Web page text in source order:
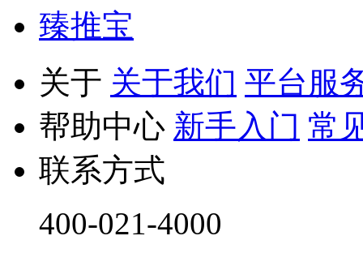
臻推宝
关于 关于我们 平台服
帮助中心 新手入门 常
联系方式
400-021-4000